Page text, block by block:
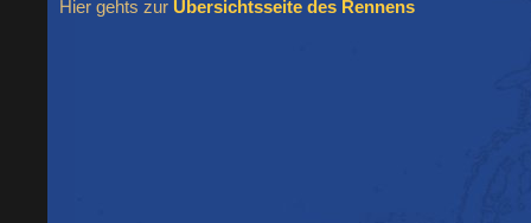
Hier gehts zur Übersichtsseite des Rennens